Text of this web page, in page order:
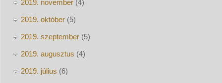
2019. november(4)
2019. október(5)
2019. szeptember(5)
2019. augusztus (4)
2019. július (6)